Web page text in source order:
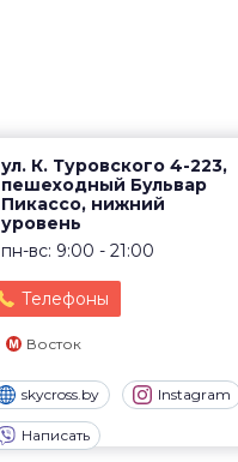
ул. К. Туровского 4-223,
пешеходный Бульвар
Пикассо, нижний
уровень
пн-вс: 9:00 - 21:00
Телефоны
Восток
skycross.by Instagram
Написать